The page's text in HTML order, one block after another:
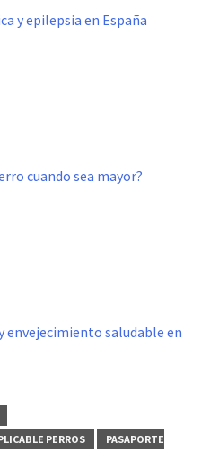
y epilepsia en España
cuando sea mayor?
envejecimiento saludable en
PERROS
PASAPORTE